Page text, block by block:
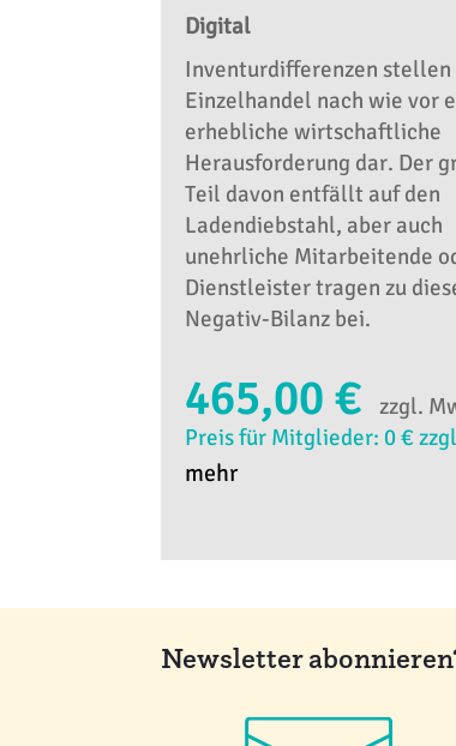
Digital
Inventurdifferenzen stellen
Einzelhandel nach wie vor
erhebliche wirtschaftliche
Herausforderung dar. Der
Teil davon entfällt auf den
Ladendiebstahl, aber auch
unehrliche Mitarbeitende
Dienstleister tragen zu
Negativ-Bilanz bei.
465,00 €
zzgl.
Preis für Mitglieder: 0 €
mehr
Newsletter